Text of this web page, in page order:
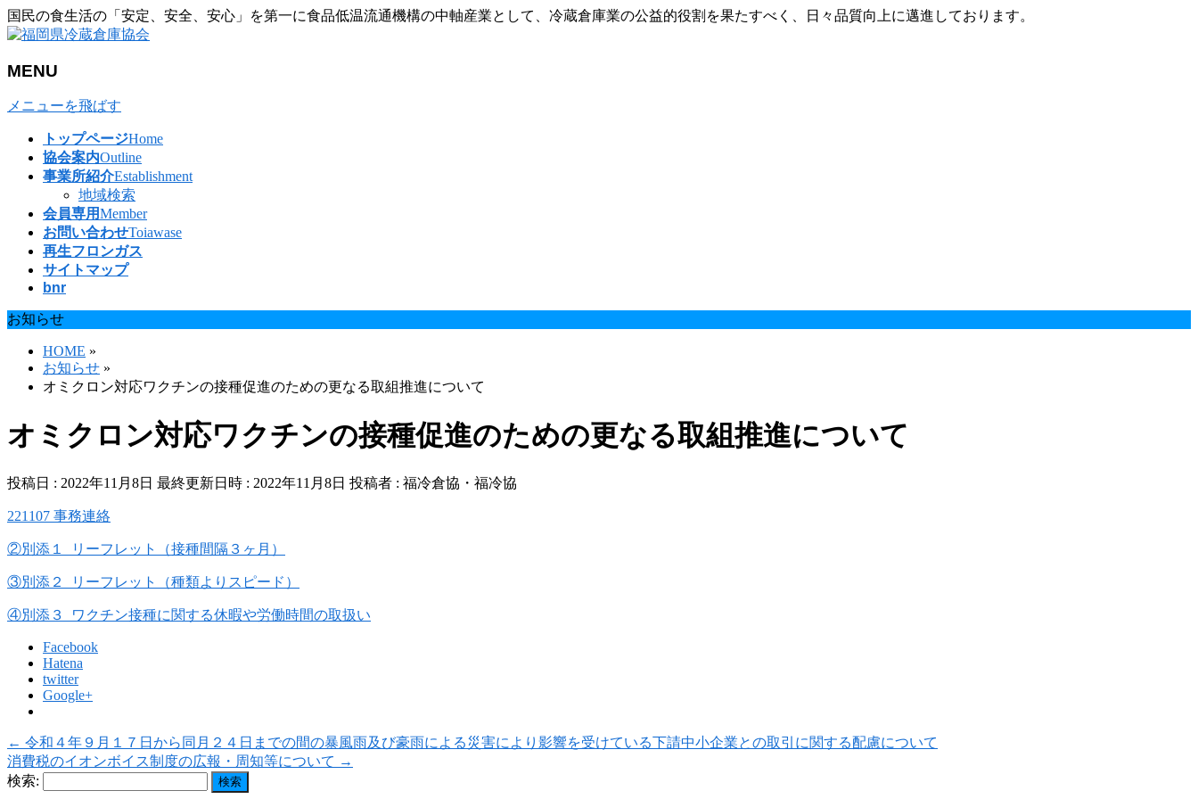
国民の食生活の「安定、安全、安心」を第一に食品低温流通機構の中軸産業として、冷蔵倉庫業の公益的役割を果たすべく、日々品質向上に邁進しております。
MENU
メニューを飛ばす
トップページHome
協会案内Outline
事業所紹介Establishment
地域検索
会員専用Member
お問い合わせToiawase
再生フロンガス
サイトマップ
bnr
お知らせ
HOME »
お知らせ »
オミクロン対応ワクチンの接種促進のための更なる取組推進について
オミクロン対応ワクチンの接種促進のための更なる取組推進について
投稿日 : 2022年11月8日 最終更新日時 : 2022年11月8日 投稿者 : 福冷倉協・福冷協
221107 事務連絡
②別添１_リーフレット（接種間隔３ヶ月）
③別添２_リーフレット（種類よりスピード）
④別添３_ワクチン接種に関する休暇や労働時間の取扱い
Facebook
Hatena
twitter
Google+
← 令和４年９月１７日から同月２４日までの間の暴風雨及び豪雨による災害により影響を受けている下請中小企業との取引に関する配慮について
消費税のイオンボイス制度の広報・周知等について →
検索: